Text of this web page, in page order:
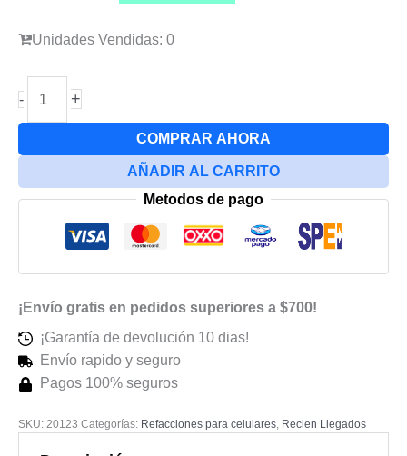
Unidades Vendidas: 0
-
Botones
Volumen
Compatible
Samsung
+
COMPRAR AHORA
AÑADIR AL CARRITO
Metodos de pago
¡Envío gratis en pedidos superiores a $700!
¡Garantía de devolución 10 dias!
Envío rapido y seguro
Pagos 100% seguros
SKU: 20123 Categorías: Refacciones para celulares, Recien Llegados